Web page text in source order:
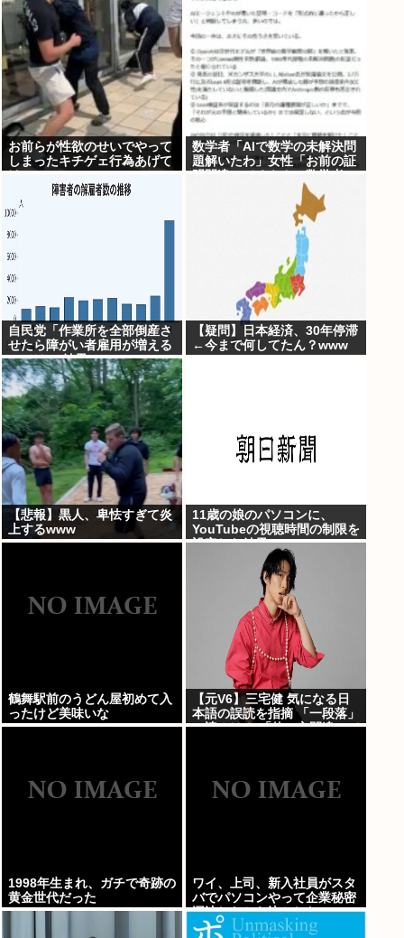
お前らが性欲のせいでやって
しまったキチゲェ行為あげて
数学者「AIで数学の未解決問
題解いたわ」女性「お前の証
「内容デタラメで草。AI使う
のヘタ？」→女性大発狂
自民党「作業所を全部倒産さ
せたら障がい者雇用が増える
のでは 」結果ww
【疑問】日本経済、30年停滞
←今まで何してたん？www
【悲報】黒人、卑怯すぎて炎
上するwww
11歳の娘のパソコンに、
YouTubeの視聴時間の制限を
設定した結果
鶴舞駅前のうどん屋初めて入
ったけど美味いな
【元V6】三宅健 気になる日
本語の誤読を指摘 「一段落」
の読みは？ 「使い方間違って
1998年生まれ、ガチで奇跡の
黄金世代だった
ワイ、上司、新入社員がスタ
バでパソコンやって企業秘密
漏洩したから泣かした